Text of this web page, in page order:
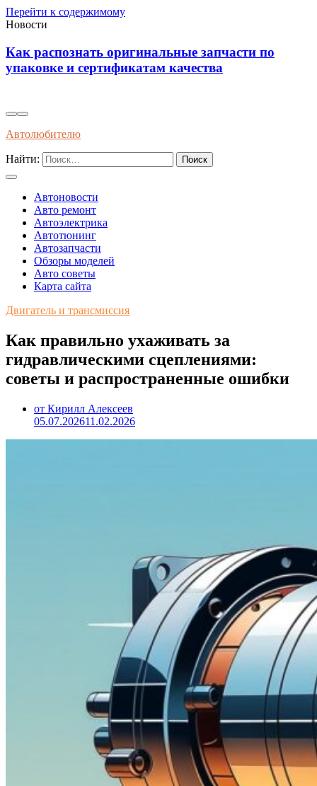
Перейти к содержимому
Новости
Как распознать оригинальные запчасти по
упаковке и сертификатам качества
Автолюбителю
Найти:
Автоновости
Авто ремонт
Автоэлектрика
Автотюнинг
Автозапчасти
Обзоры моделей
Авто советы
Карта сайта
Двигатель и трансмиссия
Как правильно ухаживать за
гидравлическими сцеплениями:
советы и распространенные ошибки
от Кирилл Алексеев
05.07.202611.02.2026